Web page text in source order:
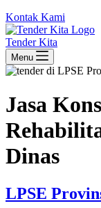
Kontak Kami
Tender Kita
Menu
Jasa
Dinas
LPSE